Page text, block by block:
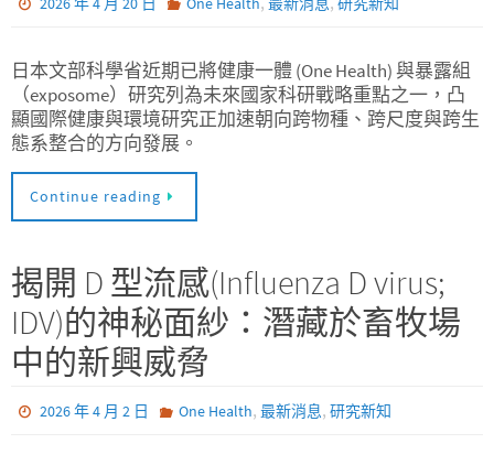
日本文部科學省近期已將健康一體 (One Health) 與暴露組
（exposome）研究列為未來國家科研戰略重點之一，凸
顯國際健康與環境研究正加速朝向跨物種、跨尺度與跨生
態系整合的方向發展。
Continue reading
揭開 D 型流感(Influenza D virus;
IDV)的神秘面紗：潛藏於畜牧場
中的新興威脅
2026 年 4 月 2 日 One Health, 最新消息, 研究新知